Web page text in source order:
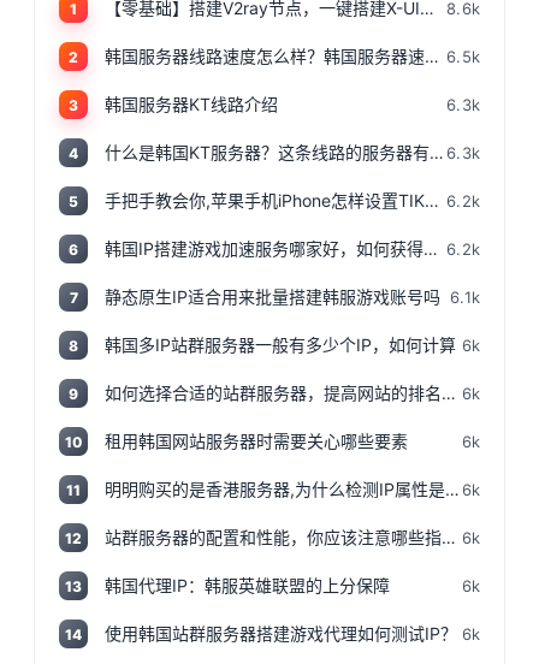
1 【零基础】搭建V2ray节点，一键搭建X-UI面板，目前最简单、最安全、最稳定的专属节点搭建方法，晚高峰高速稳定，4K秒开的科学上网 8.6k
2 韩国服务器线路速度怎么样？韩国服务器速度测评 6.5k
3 韩国服务器KT线路介绍 6.3k
4 什么是韩国KT服务器？这条线路的服务器有哪些特点？6.3k
5 手把手教会你,苹果手机iPhone怎样设置TIKTOK文的运营环境，手把手教你怎样运营海外抖音 服务器购买 6.2k
6 韩国IP搭建游戏加速服务哪家好，如何获得韩国IP 6.2k
7 静态原生IP适合用来批量搭建韩服游戏账号吗 6.1k
8 韩国多IP站群服务器一般有多少个IP，如何计算 6k
9 如何选择合适的站群服务器，提高网站的排名和流量 6k
10 租用韩国网站服务器时需要关心哪些要素 6k
11 明明购买的是香港服务器,为什么检测IP属性是归美国?「视频+文案」6k
12 站群服务器的配置和性能，你应该注意哪些指标和参数？ 6k
13 韩国代理IP：韩服英雄联盟的上分保障 6k
14 使用韩国站群服务器搭建游戏代理如何测试IP？ 6k